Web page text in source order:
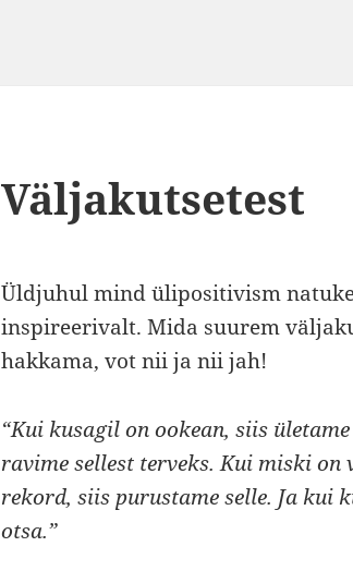
Väljakutsetest
Üldjuhul mind ülipositivism
inspireerivalt. Mida suurem
hakkama, vot nii ja nii jah!
“Kui kusagil on ookean, siis
ravime sellest terveks. Kui miski on
rekord, siis purustame selle. Ja kui
otsa.”